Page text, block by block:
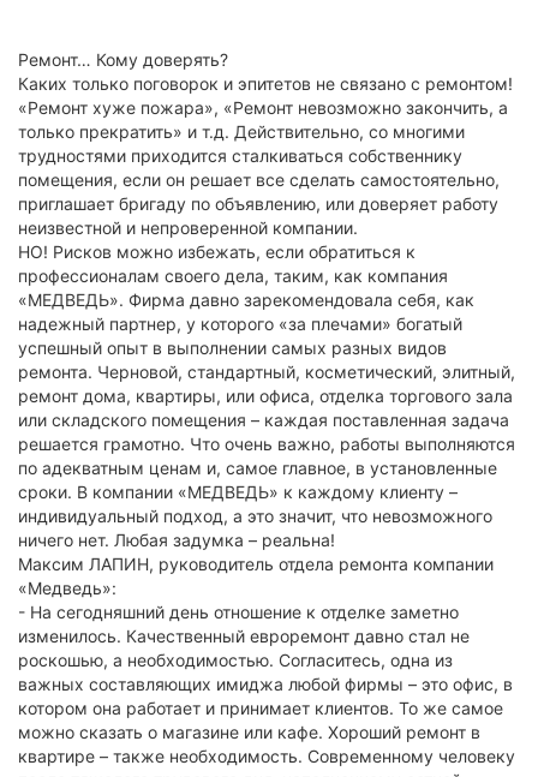
Ремонт… Кому доверять?
Каких только поговорок и эпитетов не связано с ремонтом!
«Ремонт хуже пожара», «Ремонт невозможно закончить, а
только прекратить» и т.д. Действительно, со многими
трудностями приходится сталкиваться собственнику
помещения, если он решает все сделать самостоятельно,
приглашает бригаду по объявлению, или доверяет работу
неизвестной и непроверенной компании.
НО! Рисков можно избежать, если обратиться к
профессионалам своего дела, таким, как компания
«МЕДВЕДЬ». Фирма давно зарекомендовала себя, как
надежный партнер, у которого «за плечами» богатый
успешный опыт в выполнении самых разных видов
ремонта. Черновой, стандартный, косметический, элитный,
ремонт дома, квартиры, или офиса, отделка торгового зала
или складского помещения – каждая поставленная задача
решается грамотно. Что очень важно, работы выполняются
по адекватным ценам и, самое главное, в установленные
сроки. В компании «МЕДВЕДЬ» к каждому клиенту –
индивидуальный подход, а это значит, что невозможного
ничего нет. Любая задумка – реальна!
Максим ЛАПИН, руководитель отдела ремонта компании
«Медведь»:
- На сегодняшний день отношение к отделке заметно
изменилось. Качественный евроремонт давно стал не
роскошью, а необходимостью. Согласитесь, одна из
важных составляющих имиджа любой фирмы – это офис, в
котором она работает и принимает клиентов. То же самое
можно сказать о магазине или кафе. Хороший ремонт в
квартире – также необходимость. Современному человеку